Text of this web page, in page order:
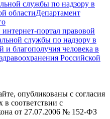
службы по надзору в
областиДепартамент
портал правовой
службы по надзору в
и благополучия человека в
Российской
опубликованы с согласия
в соответствии с
от 27.07.2006 № 152-ФЗ